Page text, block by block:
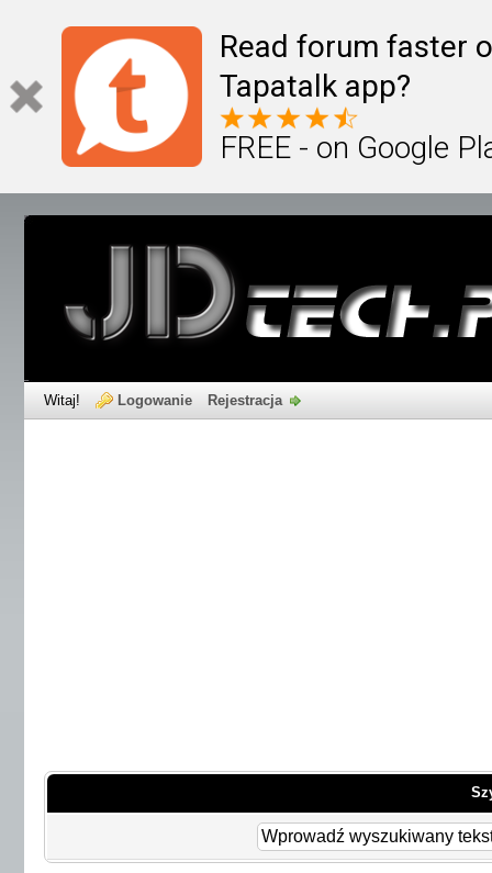
Read forum faster
Tapatalk app?
FREE - on Google
Witaj! Logowanie Rejestracja